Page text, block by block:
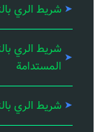
شريط الري
شريط الري
المستدامة
شريط الري